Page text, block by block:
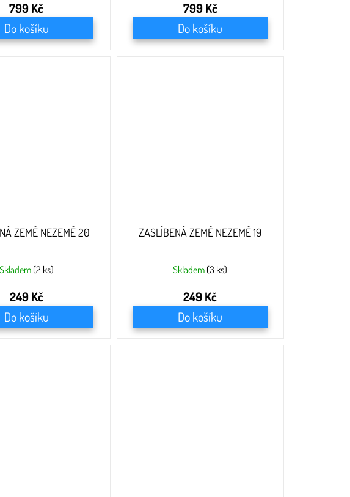
799 Kč
Do košíku
799 Kč
Do košíku
ZEMĚ NEZEMĚ 20
Skladem (2 ks)
249 Kč
Do košíku
ZASLÍBENÁ ZEMĚ NEZEMĚ 19
Skladem (3 ks)
249 Kč
Do košíku